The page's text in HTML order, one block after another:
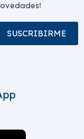
SUSCRIBIRME